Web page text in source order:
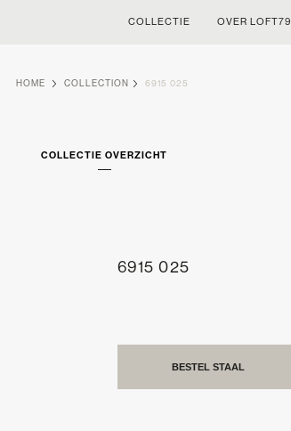
COLLECTIE OVER LOFT79
HOME COLLECTION 6915 025
COLLECTIE OVERZICHT
6915 025
BESTEL STAAL